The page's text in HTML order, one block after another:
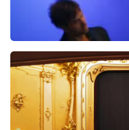
verbeteren en ook
het maken van een
gelezen en willen er
onze tickets soms
punt. Wij maken
van vraag en aanbod
vliegindustrie. Ook
van bij haar
feit dat wij een
Ilse DeLange
BEKIJKEN